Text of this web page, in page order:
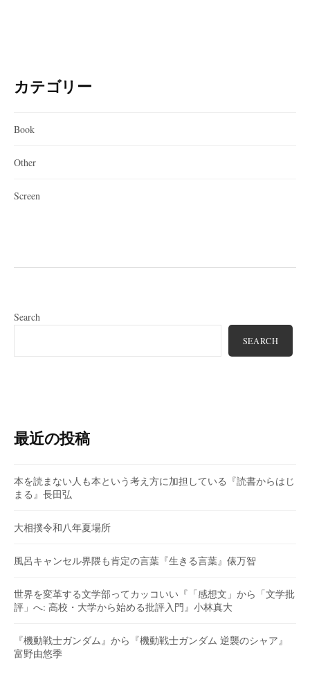
カテゴリー
Book
Other
Screen
Search
SEARCH
最近の投稿
本を読まない人も本という考え方に加担している『読書からはじ
まる』長田弘
大相撲令和八年夏場所
風呂キャンセル界隈も肯定の言葉『生きる言葉』俵万智
世界を変革する文学部ってカッコいい『「感想文」から「文学批
評」へ: 高校・大学から始める批評入門』小林真大
『機動戦士ガンダム』から『機動戦士ガンダム 逆襲のシャア』
富野由悠季